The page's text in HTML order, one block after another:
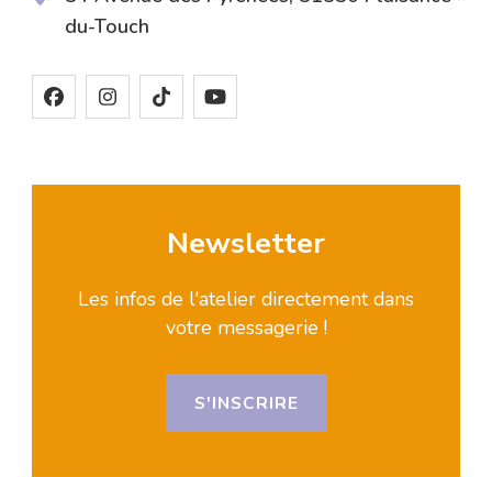
du-Touch
Newsletter
Les infos de l'atelier directement dans
votre messagerie !
S'INSCRIRE